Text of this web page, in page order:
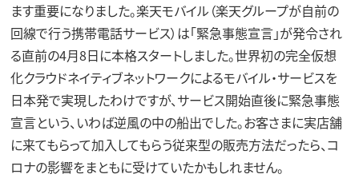
ます重要になりました。楽天モバイル（楽天グループが自前の
回線で行う携帯電話サービス）は「緊急事態宣言」が発令され
る直前の4月8日に本格スタートしました。世界初の完全仮想
化クラウドネイティブネットワークによるモバイル・サービスを
日本発で実現したわけですが、サービス開始直後に緊急事態
宣言という、いわば逆風の中の船出でした。お客さまに実店舗
に来てもらって加入してもらう従来型の販売方法だったら、コ
ロナの影響をまともに受けていたかもしれません。